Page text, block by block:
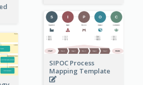
SIPOC Process
Mapping Template